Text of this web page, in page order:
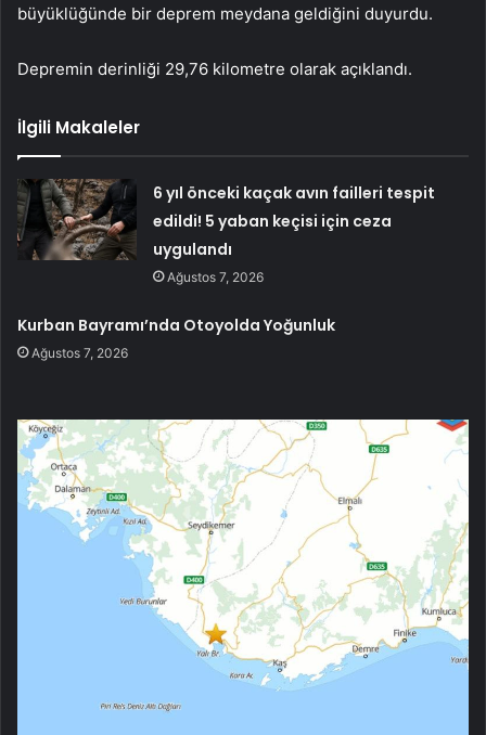
büyüklüğünde bir deprem meydana geldiğini duyurdu.
Depremin derinliği 29,76 kilometre olarak açıklandı.
İlgili Makaleler
6 yıl önceki kaçak avın failleri tespit
edildi! 5 yaban keçisi için ceza
uygulandı
Ağustos 7, 2026
Kurban Bayramı’nda Otoyolda Yoğunluk
Ağustos 7, 2026